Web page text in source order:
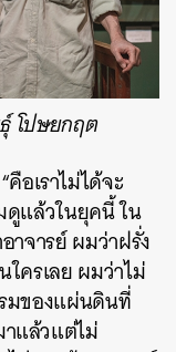
โปษยกฤต
อเราไม่ได้จะ
ดูแล้วในยุคนี้ ใน
าจารย์ ผมว่าฝรั่ง
ครเลย ผมว่าไม่
มของแผ่นดินที่
แล้วแต่ไม่